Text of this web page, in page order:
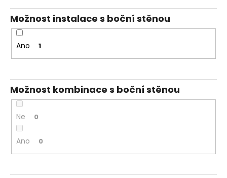
Možnost instalace s boční stěnou
Ano 1
Možnost kombinace s boční stěnou
Ne 0
Ano 0